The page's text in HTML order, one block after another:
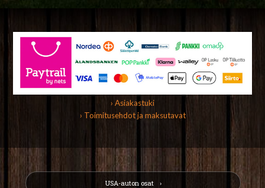
› Asiakastuki
› Toimitusehdot ja maksutavat
USA-auton osat